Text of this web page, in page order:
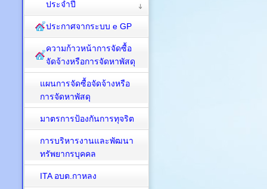
ประจำปี
ประกาศจากระบบ e GP
ความก้าวหน้าการจัดซื้อ
จัดจ้างหรือการจัดหาพัสดุ
แผนการจัดซื้อจัดจ้างหรือ
การจัดหาพัสดุ
มาตรการป้องกันการทุจริต
การบริหารงานและพัฒนา
ทรัพยากรบุคคล
ITA อบต.กาหลง